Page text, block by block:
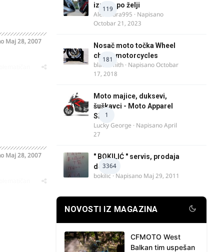
Maj 28, 2007
Maj 28, 2007
119
izrada po želji
Alexandra995 · Napisano
Octobar 21, 2023
181
Nosač moto točka Wheel
chock motorcycles
blacksmith · NapisanoOctobar
17, 2018
1
Moto majice, duksevi,
šuškavci - Moto Apparel
SRB
Lucky George · NapisanoApril
27
3364
" BOKILIĆ " servis, prodaja
delova
bokilic · Napisano Maj 29, 2011
NOVOSTI IZ MAGAZINA
CFMOTO West
Balkan tim uspešan